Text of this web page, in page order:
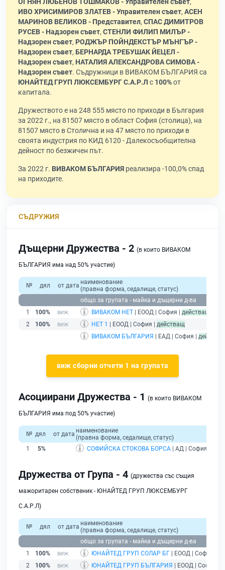
ОГНЯН ЛЮБЕНОВ ТОШМАКОВ - Управителен съвет,
ИВО ХРИСИМИРОВ ЗЛАТЕВ - Управителен съвет, АСЕН
МАРИНОВ ВЕЛИКОВ - Представител, СПАС ДИМИТРОВ
РУСЕВ - Надзорен съвет, СТЕНЛИ ФИЛИП МИЛЪР -
Надзорен съвет, РОДЖЪР ПОЙНДЕКСТЪР МЪНГЪР -
Надзорен съвет, БЕРНАРДА ТРЕБУШАК ЙЕЦЕЛ -
Надзорен съвет, НАТАЛИЯ АЛЕКСАНДРОВА СИМОВА -
Надзорен съвет. Съдружници в ВИВАКОМ БЪЛГАРИЯ са
ЮНАЙТЕД ГРУП ЛЮКСЕМБУРГ С.А.Р.Л с 100%от
капитала.
Дружеството е на 248 555 място по приходи в България
за 2022 г., на 81507 място в област София (столица), на
81507 място в Столична и на 47 място по приходи в
своята индустрия по КИД 6120 - Далекосъобщителна
дейност по безжичен път.
За 2022 г. ВИВАКОМ БЪЛГАРИЯ реализира -100,0% спад
на приходите.
СЪДРУЖИЯ
Дъщерни Дружества - 2 (в които ВИВАКОМ
БЪЛГАРИЯ има над 50% участие)
№ дял от дата наименование
(правна форма, седалище, статус)
общо за групата - майка и дъщерни д-ва
1
100% ВИВАКОМ НЕТ | ЕООД | София | действащ
2
100% НЕТ 1 | ЕООД | София | действащ
ВИВАКОМ БЪЛГАРИЯ
| ЕАД | София |
виж сборни отчети 1 на групата
Асоциирани Дружества - 1 (в които ВИВАКОМ
БЪЛГАРИЯ има под 50% участие)
№ дял от дата наименование
(правна форма, седалище, статус)
1
5% СОФИЙСКА СТОКОВА БОРСА | АД | София |
Дружества от Група - 4 (дружества със същия
мажоритарен собственик - ЮНАЙТЕД ГРУП ЛЮКСЕМБУРГ
С.А.Р.Л)
№ дял от дата наименование
(правна форма, седалище, статус)
общо за групата - майка и дъщерни д-ва
1
100% ЮНАЙТЕД ГРУП СОЛАР БГ | ЕООД | София |
2
100% ЮНАЙТЕД ГРУП БЪЛГАРИЯ | ЕООД | София |